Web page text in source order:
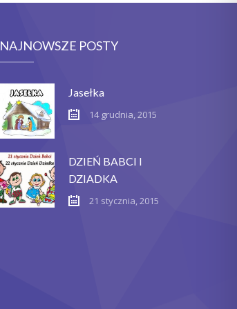
NAJNOWSZE POSTY
Jasełka
14 grudnia, 2015
DZIEŃ BABCI I
DZIADKA
21 stycznia, 2015